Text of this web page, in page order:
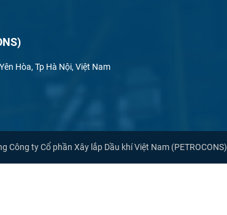
Hòa, Tp Hà Nội, Việt Nam
Công ty Cổ phần Xây lắp Dầu khí Việt Nam (PETROCONS)